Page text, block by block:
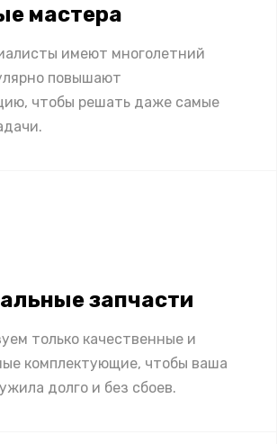
мастера
имеют многолетний
повышают
чтобы решать даже самые
запчасти
только качественные и
комплектующие, чтобы ваша
долго и без сбоев.